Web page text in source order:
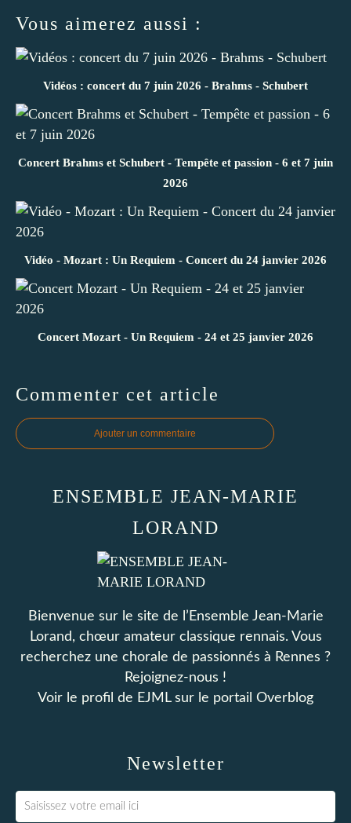
Vous aimerez aussi :
Vidéos : concert du 7 juin 2026 - Brahms - Schubert
Concert Brahms et Schubert - Tempête et passion - 6 et 7 juin
2026
Vidéo - Mozart : Un Requiem - Concert du 24 janvier 2026
Concert Mozart - Un Requiem - 24 et 25 janvier 2026
Commenter cet article
Ajouter un commentaire
Newsletter
ENSEMBLE JEAN-MARIE
LORAND
Bienvenue sur le site de l’Ensemble Jean-Marie
Lorand, chœur amateur classique rennais. Vous
recherchez une chorale de passionnés à Rennes ?
Rejoignez-nous !
Voir le profil de EJMLsur le portail Overblog